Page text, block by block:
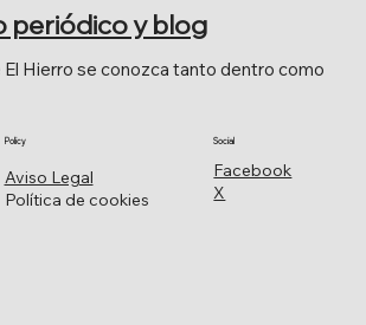
Facebook
X
Social
Aviso Legal
Política de cookies
Policy
El Hierro se conozca tanto dentro como
periódico y blog